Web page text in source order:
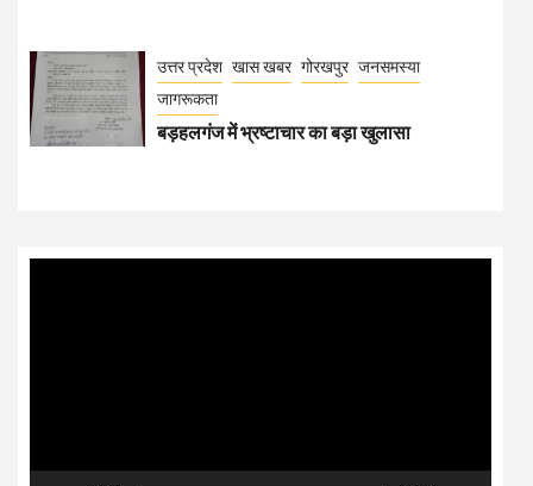
उत्तर प्रदेश खास खबर गोरखपुर जनसमस्या
जागरूकता
बड़हलगंज में भ्रष्टाचार का बड़ा खुलासा